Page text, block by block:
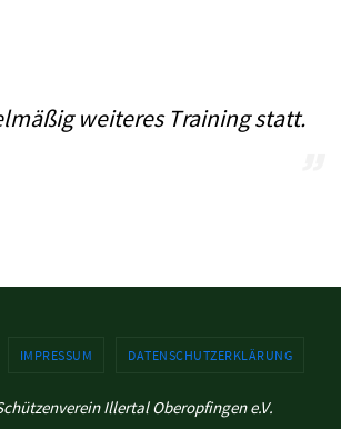
weiteres Training statt.
IMPRESSUM DATENSCHUTZERKLÄRUNG
Illertal Oberopfingen e.V.